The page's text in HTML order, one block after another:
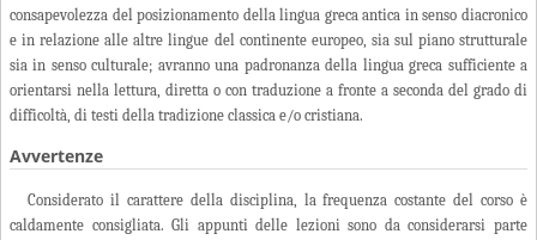
consapevolezza del posizionamento della lingua greca antica in senso diacronico
e in relazione alle altre lingue del continente europeo, sia sul piano strutturale
sia in senso culturale; avranno una padronanza della lingua greca sufficiente a
orientarsi nella lettura, diretta o con traduzione a fronte a seconda del grado di
difficoltà, di testi della tradizione classica e/o cristiana.
Avvertenze
Considerato il carattere della disciplina, la frequenza costante del corso è
caldamente consigliata. Gli appunti delle lezioni sono da considerarsi parte